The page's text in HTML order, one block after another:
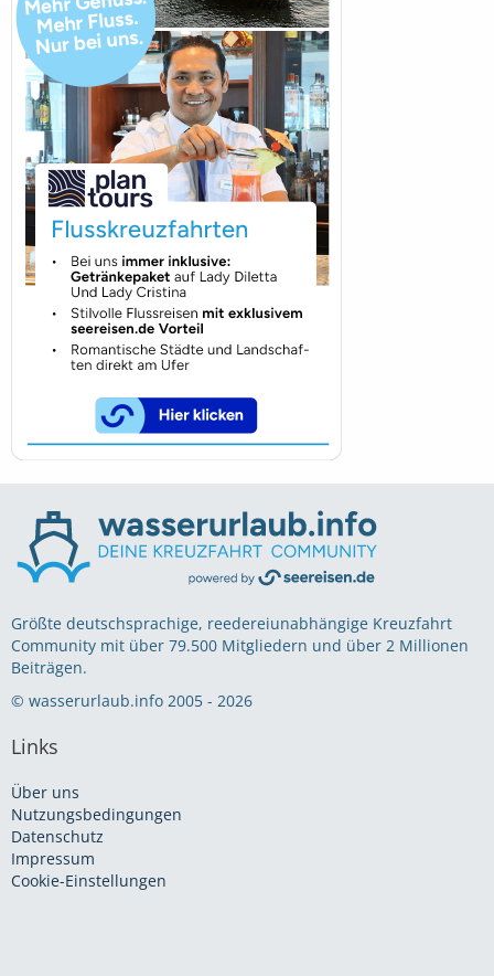
Größte deutschsprachige, reedereiunabhängige Kreuzfahrt
Community mit über 79.500 Mitgliedern und über 2 Millionen
Beiträgen.
© wasserurlaub.info 2005 - 2026
Links
Über uns
Nutzungsbedingungen
Datenschutz
Impressum
Cookie-Einstellungen